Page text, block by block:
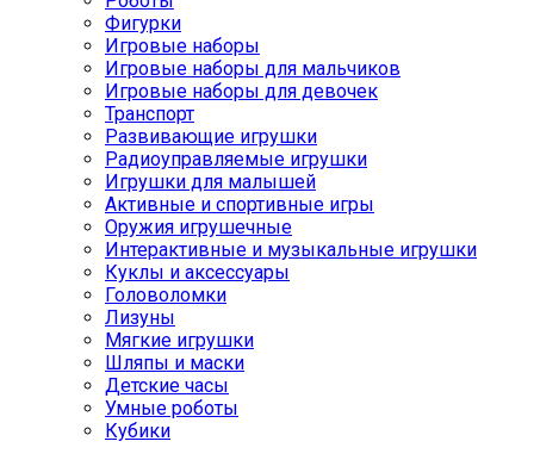
Фигурки
Игровые наборы
Игровые наборы для мальчиков
Игровые наборы для девочек
Транспорт
Развивающие игрушки
Радиоуправляемые игрушки
Игрушки для малышей
Активные и спортивные игры
Оружия игрушечные
Интерактивные и музыкальные игрушки
Куклы и аксессуары
Головоломки
Лизуны
Мягкие игрушки
Шляпы и маски
Детские часы
Умные роботы
Кубики